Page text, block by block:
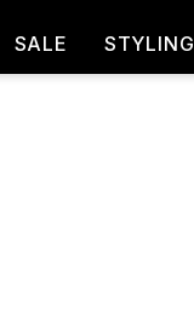
SALE STYLING